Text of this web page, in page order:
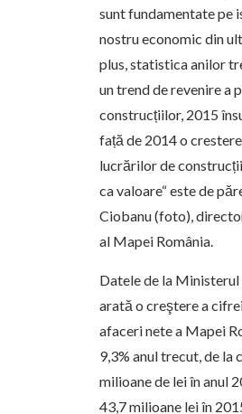
sunt fundamentate pe
nostru economic din
plus, statistica anilor
un trend de revenire a
construcțiilor, 2015
față de 2014 o
lucrărilor de
ca valoare“ este de
Ciobanu (foto),
al Mapei România.
Datele de la Ministerul
arată o creştere a
afaceri nete a Mapei
9,3% anul trecut, de la
milioane de lei în anul
43,7 milioane lei în